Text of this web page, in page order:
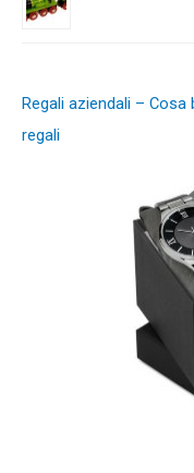
Regali aziendali –
regali